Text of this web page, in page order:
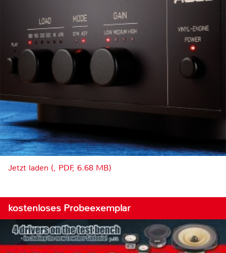
Jetzt laden (, PDF, 6.68 MB)
kostenloses Probeexemplar